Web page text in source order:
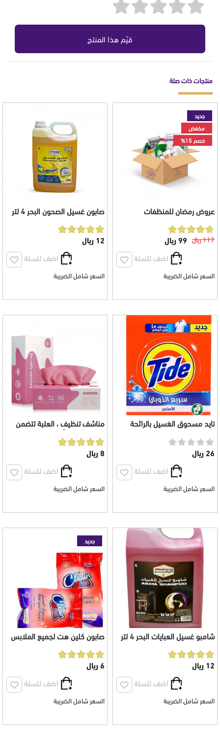
قيّم هذا المنتج
منتجات ذات صلة
جديد
مخفض
خصم 15%
عروض رمضان للمنظفات
117 ريال
99 ريال
اضف للسلة
السعر شامل الضريبة
صابون غسيل الصحون البحر 4 لتر
12 ريال
اضف للسلة
السعر شامل الضريبة
تايد مسحوق الغسيل بالرائحة
2.5 كجم
26 ريال
اضف للسلة
السعر شامل الضريبة
مناشف تنظيف ، العلبة تتضمن
20 سم
8 ريال
اضف للسلة
السعر شامل الضريبة
شامبو غسيل العبايات البحر 4 لتر
12 ريال
اضف للسلة
السعر شامل الضريبة
جديد
صابون كلين هت لجميع الملابس
6 ريال
اضف للسلة
السعر شامل الضريبة